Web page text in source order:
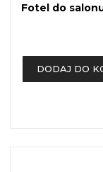
Fotel do
DODAJ DO